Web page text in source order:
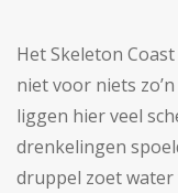
Het Skeleton
niet voor niets
liggen hier veel
drenkelingen
druppel zoet water